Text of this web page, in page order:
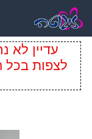
עדיין לא
לצפות בכל